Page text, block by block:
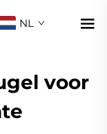
NL
voor